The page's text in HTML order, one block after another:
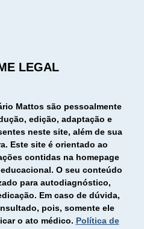
LEGAL
Mattos são pessoalmente
edição, adaptação e
neste site, além de sua
Este site é orientado ao
contidas na homepage
O seu conteúdo
para autodiagnóstico,
Em caso de dúvida,
pois, somente ele
o ato médico. Política de